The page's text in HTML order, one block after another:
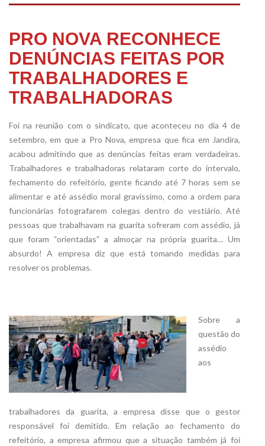
PRO NOVA RECONHECE
DENÚNCIAS FEITAS POR
TRABALHADORES E
TRABALHADORAS
Foi na reunião com o sindicato, que aconteceu no dia 4 de
setembro, em que a Pro Nova, empresa que fica em Jandira,
acabou admitindo que as denúncias feitas eram verdadeiras.
Trabalhadores e trabalhadoras relataram corte do intervalo,
fechamento do refeitório, gente ficando até 7 horas sem se
alimentar e até assédio moral gravíssimo, como a ordem para
funcionárias fotografarem colegas dentro do vestiário. Até
pessoas que trabalhavam na guarita sofreram com assédio, já
que foram “orientadas” a almoçar na própria guarita… Um
absurdo! A empresa diz que está tomando medidas para
resolver os problemas.
Sobre a
questão do
assédio
aos
trabalhadores da guarita, a empresa disse que o gestor
responsável foi demitido. Em relação ao fechamento do
refeitório, a empresa afirmou que a situação também já foi